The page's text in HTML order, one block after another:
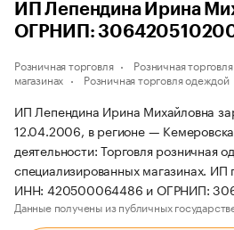
ИП Лепендина Ирина
ОГРНИП:
Розничная торговля
Розничная
магазинах
Розничная торговля одеждой
ИП Лепендина Ирина Михайловна
12.04.2006, в регионе —
деятельности: Торговля розничная
специализированных магазинах. ИП
ИНН: 420500064486 и ОГРНИП:
Данные получены из публичных